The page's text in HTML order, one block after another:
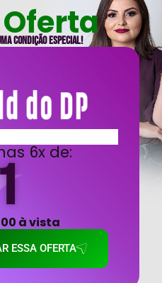
condição especial!
6x de:
à vista
ESSA OFERTA